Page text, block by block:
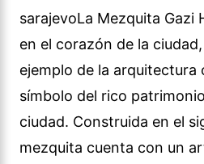
sarajevoLa Mezquita Gazi
en el corazón de la
ejemplo de la arquitectura
símbolo del rico
ciudad. Construida en el
mezquita cuenta con un